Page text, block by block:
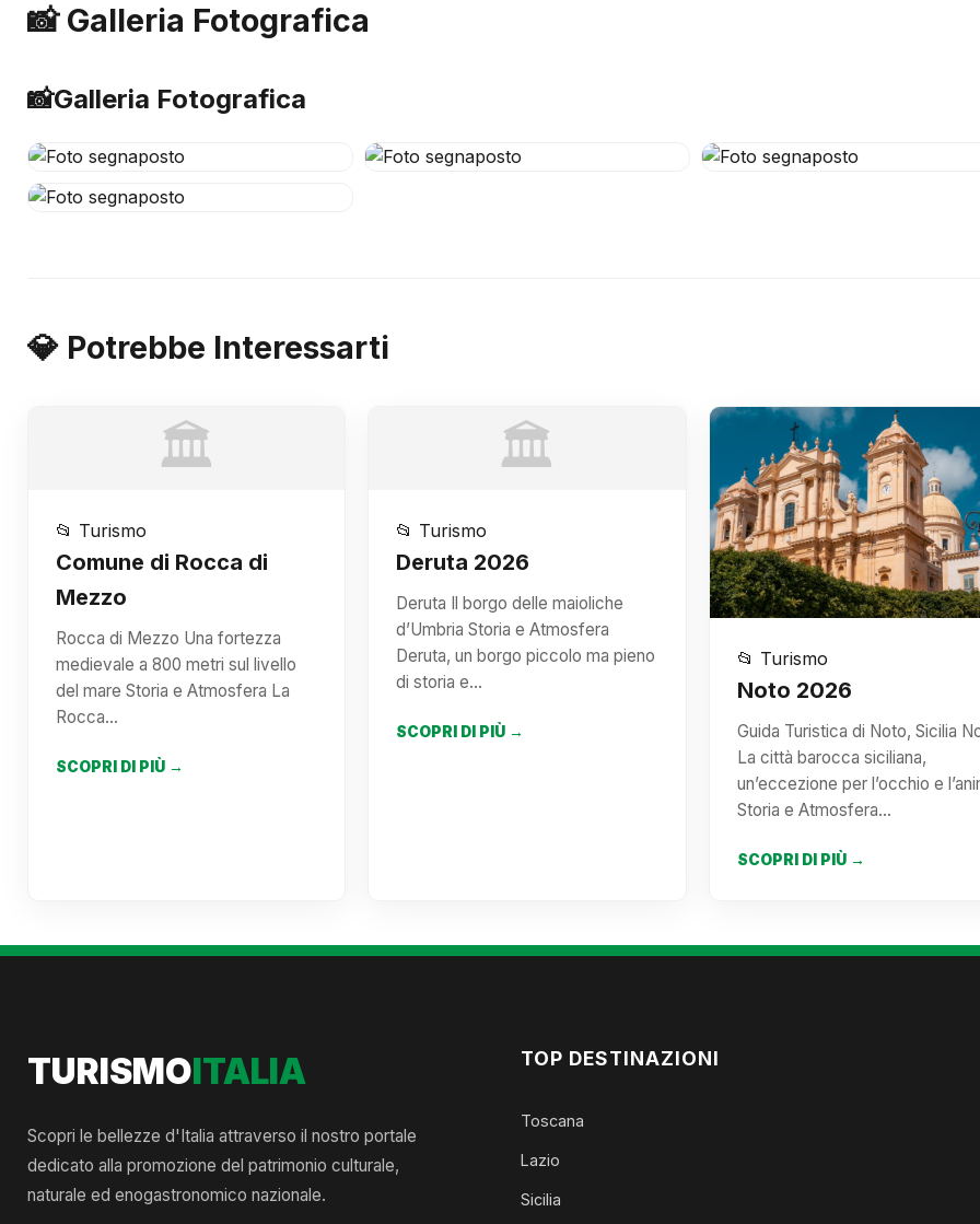
📸 Galleria Fotografica
📸Galleria Fotografica
💎 Potrebbe Interessarti
🏛️
📂 Turismo
Comune di Rocca di
Mezzo
Rocca di Mezzo Una fortezza
medievale a 800 metri sul livello
del mare Storia e Atmosfera La
Rocca…
SCOPRI DI PIÙ →
🏛️
📂 Turismo
Deruta 2026
Deruta Il borgo delle maioliche
d’Umbria Storia e Atmosfera
Deruta, un borgo piccolo ma pieno
di storia e…
SCOPRI DI PIÙ →
📂 Turismo
Noto 2026
Guida Turistica di Noto, Sicilia
La città barocca siciliana,
un’eccezione per l’occhio e
Storia e Atmosfera…
SCOPRI DI PIÙ →
TURISMOITALIA
Scopri le bellezze d'Italia attraverso il nostro portale
dedicato alla promozione del patrimonio culturale,
naturale ed enogastronomico nazionale.
TOP DESTINAZIONI
Toscana
Lazio
Sicilia